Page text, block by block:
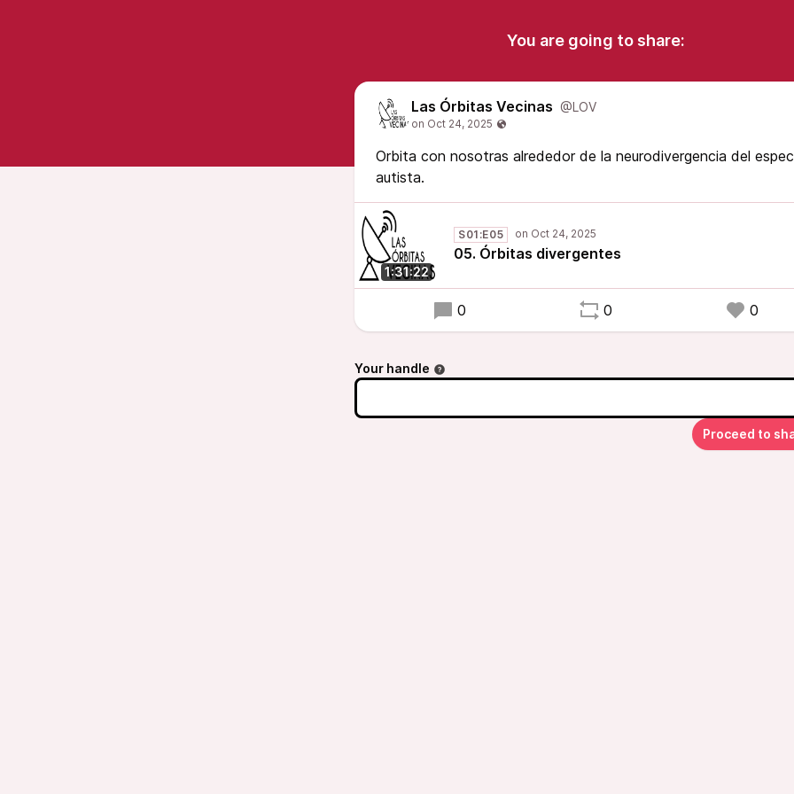
You are going to share:
Las Órbitas Vecinas @LOV
Orbita con nosotras alrededor de la neurodivergencia del
autista.
1:31:22
S01:E05
05. Órbitas divergentes
0 0 0
Your handle
Proceed to